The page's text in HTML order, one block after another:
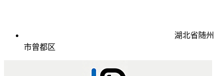
湖北省随州
市曾都区